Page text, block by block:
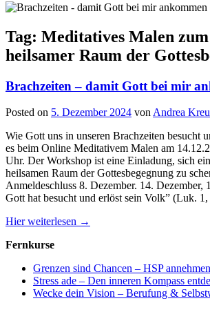
Tag: Meditatives Malen
heilsamer Raum der
Brachzeiten – damit Gott bei mir
Posted on 5. Dezember 2024 von Andrea
Wie Gott uns in unseren Brachzeiten besucht
es beim Online Meditativem Malen am
Uhr. Der Workshop ist eine Einladung, sich
heilsamen Raum der Gottesbegegnung zu
Anmeldeschluss 8. Dezember. 14. Dezember,
Gott hat besucht und erlöst sein Volk” (Luk.
Hier weiterlesen →
Fernkurse
Grenzen sind Chancen – HSP
Stress ade – Den inneren Kompass
Wecke dein Vision – Berufung &